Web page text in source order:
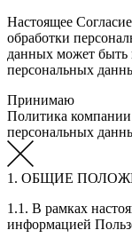
Настоящее
обработки
данных может быть
персональных
Принимаю
Политика
персональных
1. ОБЩИЕ
1.1. В рамках
информацией